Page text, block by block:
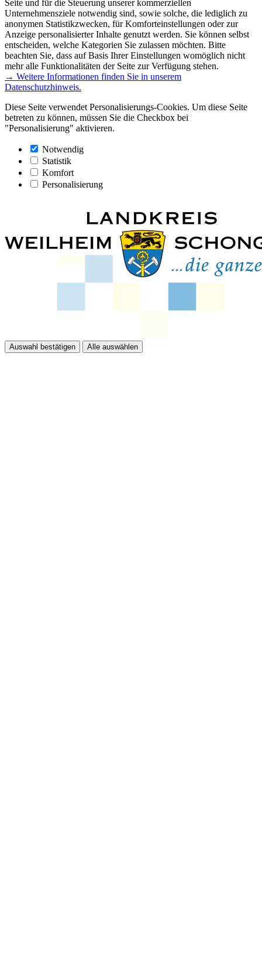
Seite und für die Steuerung unserer kommerziellen
Unternehmensziele notwendig sind, sowie solche, die lediglich zu
anonymen Statistikzwecken, für Komforteinstellungen oder zur
Anzeige personalisierter Inhalte genutzt werden. Sie können selbst
entscheiden, welche Kategorien Sie zulassen möchten. Bitte
beachten Sie, dass auf Basis Ihrer Einstellungen womöglich nicht
mehr alle Funktionalitäten der Seite zur Verfügung stehen.
→ Weitere Informationen finden Sie in unserem
Datenschutzhinweis.
Diese Seite verwendet Personalisierungs-Cookies. Um diese Seite
betreten zu können, müssen Sie die Checkbox bei
"Personalisierung" aktivieren.
Notwendig
Statistik
Komfort
Personalisierung
Auswahl bestätigen Alle auswählen